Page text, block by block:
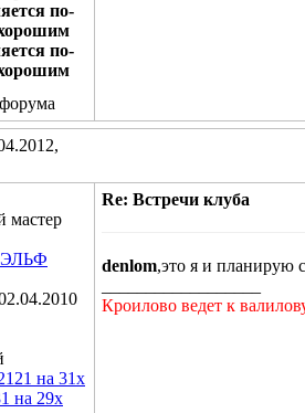
мастер
на 31х
на 29х
Re: Встречи клуба
denlom,это я и планирую
Кроилово ведет к